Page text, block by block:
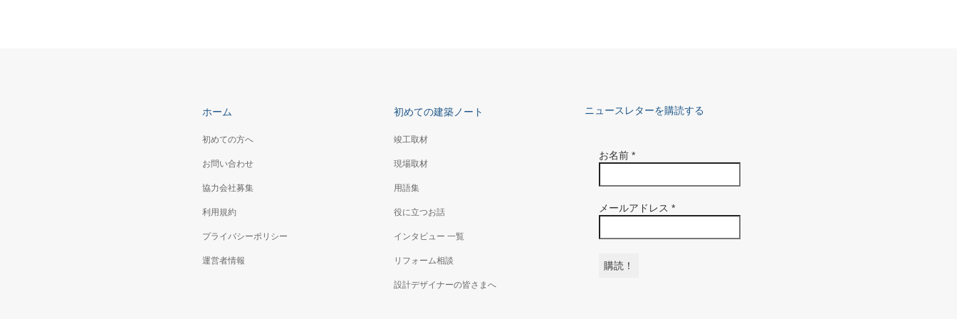
ホーム
初めての方へ
お問い合わせ
協力会社募集
利用規約
プライバシーポリシー
運営者情報
初めての建築ノート
竣工取材
現場取材
用語集
役に立つお話
インタビュー 一覧
リフォーム相談
設計デザイナーの皆さまへ
ニュースレターを購読する
お名前*
メールアドレス*